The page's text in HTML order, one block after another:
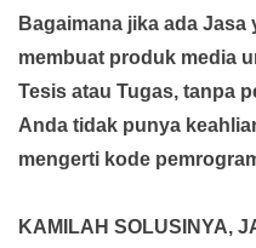
Bagaimana jika ada
membuat produk media
Tesis atau Tugas, tanpa
Anda tidak punya
mengerti kode
KAMILAH SOLUSINYA,